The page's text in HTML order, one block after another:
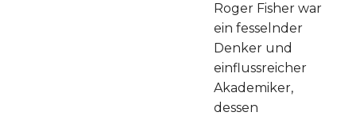
Roger Fisher war
ein fesselnder
Denker und
einflussreicher
Akademiker,
dessen